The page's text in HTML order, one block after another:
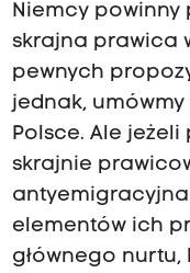
Niemcy powinny
skrajna prawica
pewnych
jednak,
Polsce. Ale
skrajnie
antyemigracyjna
elementów ich
głównego